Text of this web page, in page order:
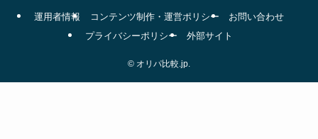
運用者情報 コンテンツ制作・運営ポリシー
お問い合わせ
プライバシーポリシー
外部サイト
© オリパ比較.jp.